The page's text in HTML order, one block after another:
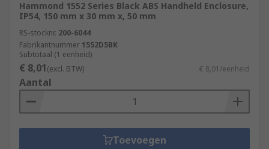
Hammond 1552 Series Black ABS Handheld Enclosure,
IP54, 150 mm x 30 mm x, 50 mm
RS-stocknr. 200-6044
Fabrikantnummer 1552D5BK
Subtotaal (1 eenheid)
€ 8,01(excl. BTW) € 8,01/eenheid
Aantal
Toevoegen